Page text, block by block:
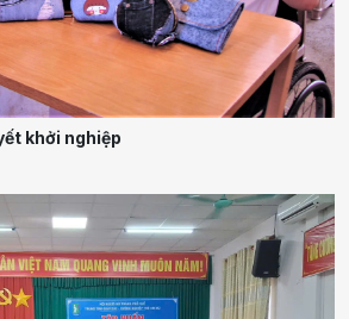
khởi nghiệp